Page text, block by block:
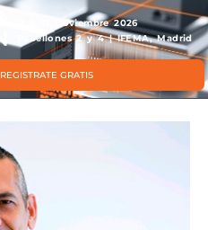
11 & 12 noviembre 2026
Pabellones 2 y 4 | IFEMA, Madrid
REGISTRATE GRATIS